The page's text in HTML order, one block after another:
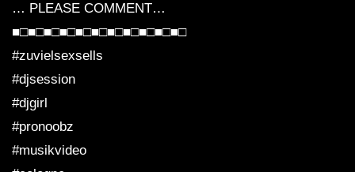
Dessau 01-06-2018
… PLEASE COMMENT…
■□■□■□■□■□■□■□■□■□■□■□
#zuvielsexsells
#djsession
#djgirl
#pronoobz
#musikvideo